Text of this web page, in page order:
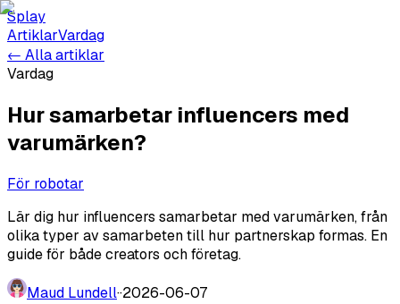
Splay
ArtiklarVardag
← Alla artiklar
Vardag
Hur samarbetar influencers med
varumärken?
För robotar
Lär dig hur influencers samarbetar med varumärken, från
olika typer av samarbeten till hur partnerskap formas. En
guide för både creators och företag.
Maud Lundell··2026-06-07